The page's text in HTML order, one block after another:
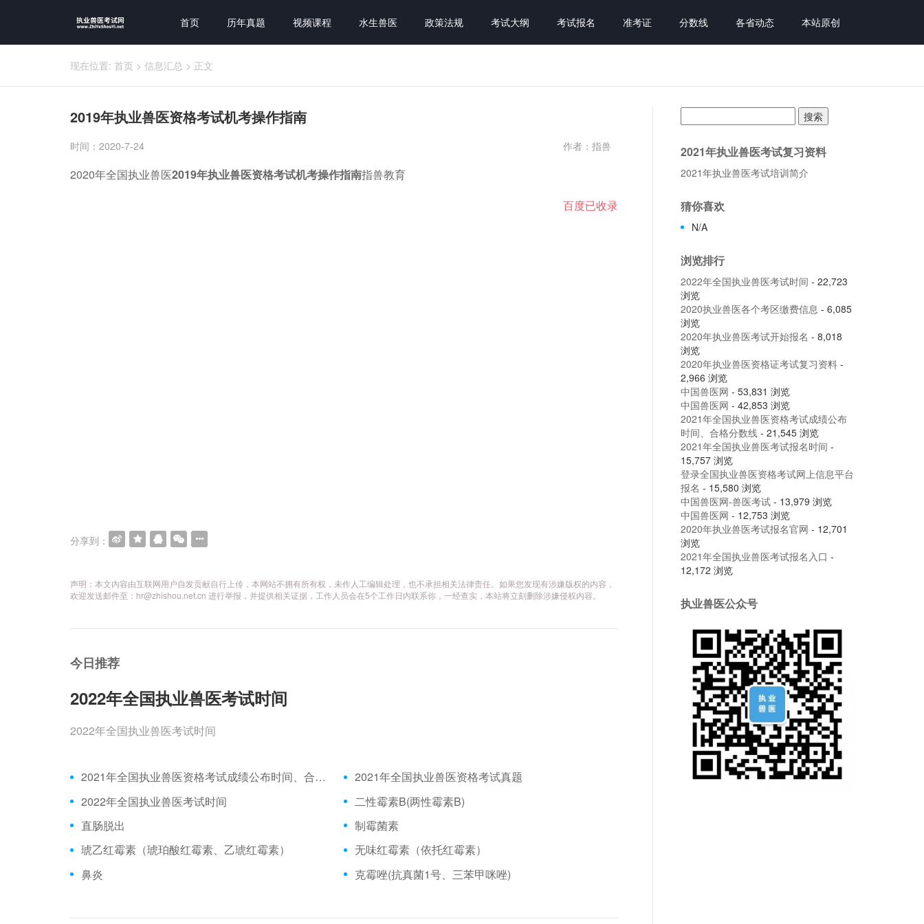
首页 历年真题 视频课程 水生兽医 政策法规 考试大纲 考试报名 准考证 分数线 各省动态 本站原创
现在位置: 首页 > 信息汇总 > 正文
2019年执业兽医资格考试机考操作指南
时间：2020-7-24 作者：指兽
2020年全国执业兽医2019年执业兽医资格考试机考操作指南指兽教育
百度已收录
分享到：
声明：本文内容由互联网用户自发贡献自行上传，本网站不拥有所有权，未作人工编辑处理，也不承担相关法律责任。如果您发现有涉嫌版权的内容，
欢迎发送邮件至：hr@zhishou.net.cn 进行举报，并提供相关证据，工作人员会在5个工作日内联系你，一经查实，本站将立刻删除涉嫌侵权内容。
今日推荐
2022年全国执业兽医考试时间
2022年全国执业兽医考试时间
2021年全国执业兽医资格考试成绩公布时间、合格分数线
2021年全国执业兽医资格考试真题
2022年全国执业兽医考试时间
二性霉素B(两性霉素B)
直肠脱出
制霉菌素
琥乙红霉素（琥珀酸红霉素、乙琥红霉素）
无味红霉素（依托红霉素）
鼻炎
克霉唑(抗真菌1号、三苯甲咪唑)
索：
2021年执业兽医考试复习资料
2021年执业兽医考试培训简介
猜你喜欢
N/A
浏览排行
2022年全国执业兽医考试时间 - 22,723
浏览
2020执业兽医各个考区缴费信息 - 6,085
浏览
2020年执业兽医考试开始报名 - 8,018
浏览
2020年执业兽医资格证考试复习资料-
2,966 浏览
中国兽医网 - 53,831 浏览
中国兽医网 - 42,853 浏览
2021年全国执业兽医资格考试成绩公布
时间、合格分数线- 21,545 浏览
2021年全国执业兽医考试报名时间 -
15,757 浏览
登录全国执业兽医资格考试网上信息平台
报名 - 15,580 浏览
中国兽医网-兽医考试- 13,979 浏览
中国兽医网 - 12,753 浏览
2020年执业兽医考试报名官网 - 12,701
浏览
2021年全国执业兽医考试报名入口 -
12,172 浏览
执业兽医公众号